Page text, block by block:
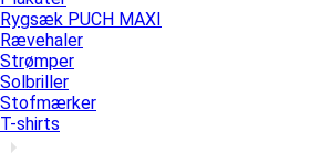
Rygsæk PUCH MAXI
Rævehaler
Strømper
Solbriller
Stofmærker
T-shirts